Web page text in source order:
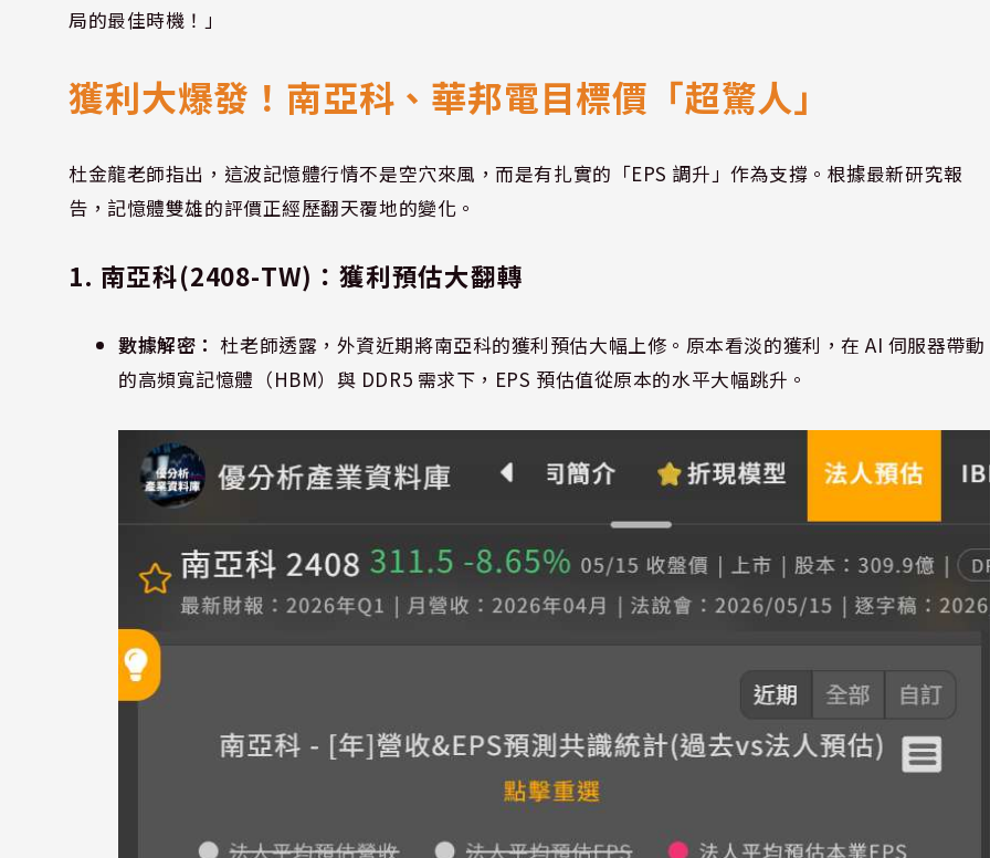
局的最佳時機！」
獲利大爆發！南亞科、華邦電目標價「超驚人」
杜金龍老師指出，這波記憶體行情不是空穴來風，而是有扎實的「EPS 調升」作為支撐。根據最新研究報
告，記憶體雙雄的評價正經歷翻天覆地的變化。
1. 南亞科(2408-TW)：獲利預估大翻轉
數據解密： 杜老師透露，外資近期將南亞科的獲利預估大幅上修。原本看淡的獲利，在 AI 伺服器帶動
的高頻寬記憶體（HBM）與 DDR5 需求下，EPS 預估值從原本的水平大幅跳升。